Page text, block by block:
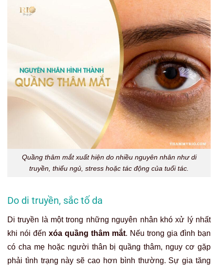
Quầng thâm mắt xuất hiện do nhiều nguyên nhân như di
truyền, thiếu ngủ, stress hoặc tác động của tuổi tác.
Do di truyền, sắc tố da
Di truyền là một trong những nguyên nhân khó xử lý nhất
khi nói đến xóa quầng thâm mắt. Nếu trong gia đình bạn
có cha mẹ hoặc người thân bị quầng thâm, nguy cơ gặp
phải tình trạng này sẽ cao hơn bình thường. Sự gia tăng